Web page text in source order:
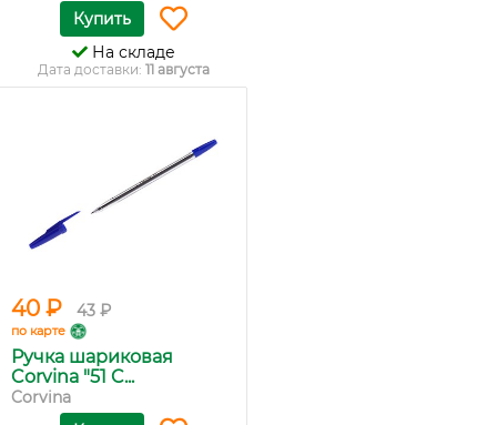
Купить
На складе
Дата доставки: 11 августа
40 ₽ 43 ₽
по карте
Ручка шариковая
Corvina "51 C...
Corvina